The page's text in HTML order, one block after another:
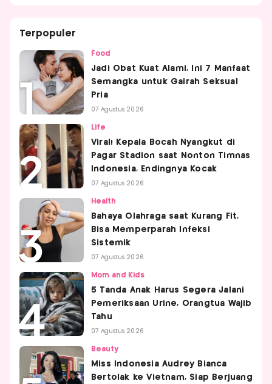
Terpopuler
Food
Jadi Obat Kuat Alami, Ini 7 Manfaat
Semangka untuk Gairah Seksual
Pria
07 Agustus 2026
Life
Viral! Kepala Bocah Nyangkut di
Pagar Stadion saat Nonton Timnas
Indonesia, Endingnya Kocak
07 Agustus 2026
Health
Bahaya Olahraga saat Kurang Fit,
Bisa Memperparah Infeksi
Sistemik
07 Agustus 2026
Mom and Kids
5 Tanda Anak Harus Segera Jalani
Pemeriksaan Urine, Orangtua Wajib
Tahu
07 Agustus 2026
Beauty
Miss Indonesia Audrey Bianca
Bertolak ke Vietnam, Siap Berjuang